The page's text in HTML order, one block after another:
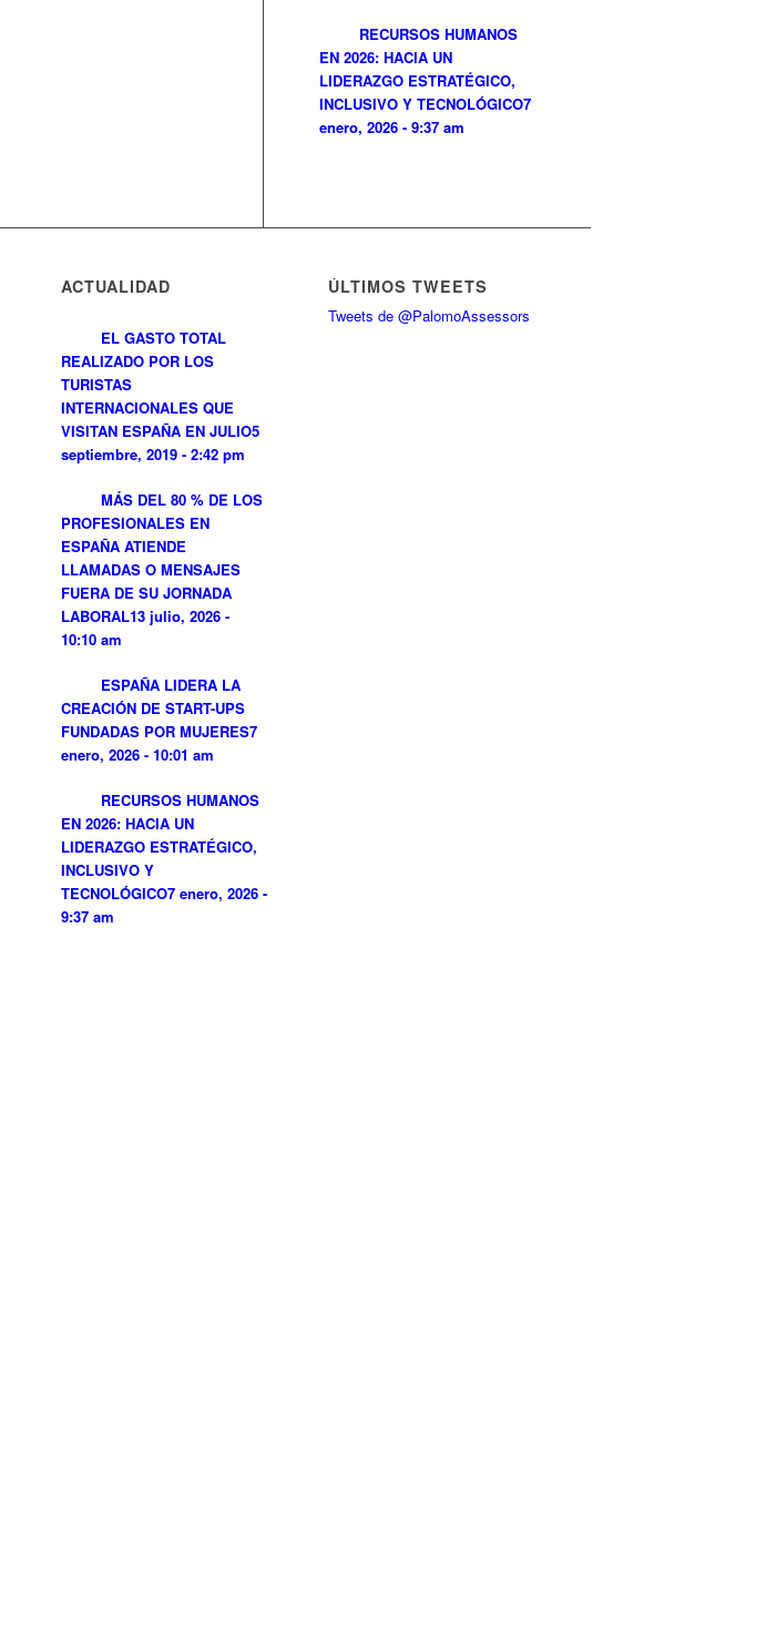
RECURSOS HUMANOS
EN 2026: HACIA UN
LIDERAZGO ESTRATÉGICO,
INCLUSIVO Y TECNOLÓGICO7
enero, 2026 - 9:37 am
ACTUALIDAD
EL GASTO TOTAL
REALIZADO POR LOS
TURISTAS
INTERNACIONALES QUE
VISITAN ESPAÑA EN JULIO5
septiembre, 2019 - 2:42 pm
MÁS DEL 80 % DE LOS
PROFESIONALES EN
ESPAÑA ATIENDE
LLAMADAS O MENSAJES
FUERA DE SU JORNADA
LABORAL13 julio, 2026 -
10:10 am
ESPAÑA LIDERA LA
CREACIÓN DE START-UPS
FUNDADAS POR MUJERES7
enero, 2026 - 10:01 am
RECURSOS HUMANOS
EN 2026: HACIA UN
LIDERAZGO ESTRATÉGICO,
INCLUSIVO Y
TECNOLÓGICO7 enero, 2026 -
9:37 am
ÚLTIMOS TWEETS
Tweets de @PalomoAssessors